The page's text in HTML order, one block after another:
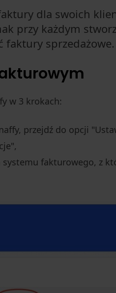
dla swoich
przy każdym
faktury sprzedażowe.
w 3 krokach:
przejdź do opcji
fakturowego, z